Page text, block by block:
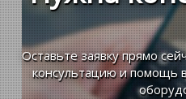
Оставьте заявку прямо
консультацию и помощь